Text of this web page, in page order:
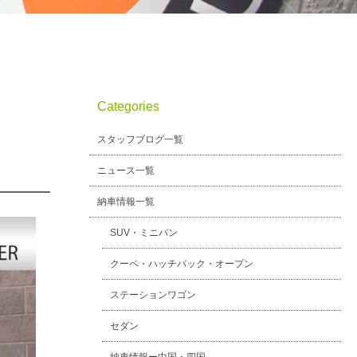
Categories
スタッフブログ一覧
ニュース一覧
納車情報一覧
SUV・ミニバン
クーペ・ハッチバック・オープン
ステーションワゴン
セダン